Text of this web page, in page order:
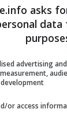
il
prodotto
quattro
di lotto L
asks
advertising
or access